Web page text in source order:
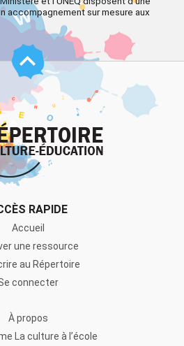
accompagnement sur mesure aux
de
page
RAPIDE
Accueil
une ressource
au Répertoire
connecter
À propos
La culture à l’école